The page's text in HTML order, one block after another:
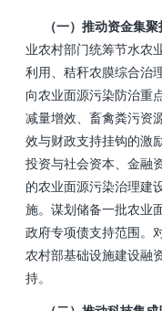
（一）推动资金集
业农村部门统筹节水农
利用、秸秆农膜综合治
向农业面源污染防治重
减量增效、畜禽粪污资
效与财政支持挂钩的激
投资与社会资本、金融
的农业面源污染治理建
施。谋划储备一批农业
政府专项债支持范围。
农村部基础设施建设融
持。